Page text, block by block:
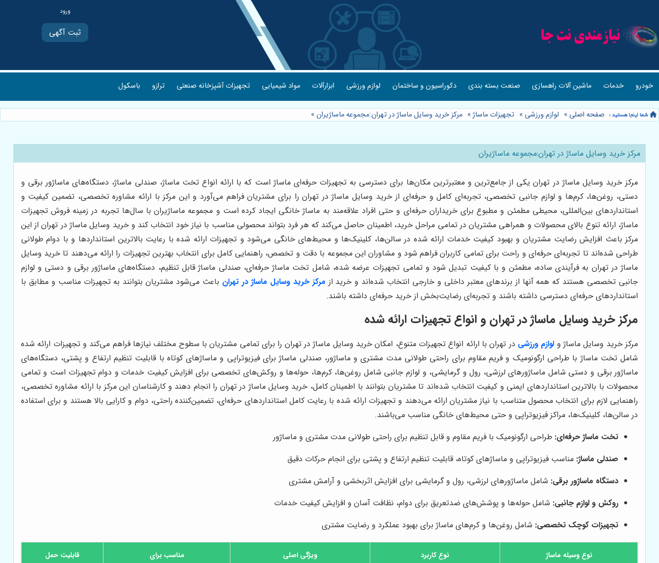
ثبت آگهی
خودرو خدمات ماشین آلات راهسازی صنعت بسته بندی دکوراسیون و ساختمان لوازم ورزشی ابزارآلات مواد شیمیایی تجهیزات آشپزخانه صنعتی ترازو باسکول
صفحه اصلی » لوازم ورزشی » تجهیزات ماساژ» مرکز خرید وسایل ماساژ در تهران:مجموعه ماساژیران »
مرکز خرید وسایل ماساژ در تهران:مجموعه ماساژیران
مرکز خرید وسایل ماساژ در تهران یکی از جامع‌ترین و معتبرترین مکان‌ها برای دسترسی به تجهیزات حرفه‌ای ماساژ است که با ارائه انواع تخت ماساژ، صندلی ماساژ، دستگاه‌های ماساژور برقی و
دستی، روغن‌ها، کرم‌ها و لوازم جانبی تخصصی، تجربه‌ای کامل و حرفه‌ای از خرید وسایل ماساژ در تهران را برای مشتریان فراهم می‌آورد و این مرکز با ارائه مشاوره تخصصی، تضمین کیفیت و
استانداردهای بین‌المللی، محیطی مطمئن و مطبوع برای خریداران حرفه‌ای و حتی افراد علاقه‌مند به ماساژ خانگی ایجاد کرده است و مجموعه ماساژیران با سال‌ها تجربه در زمینه فروش تجهیزات
ماساژ، ارائه تنوع بالای محصولات و همراهی مشتریان در تمامی مراحل خرید، اطمینان حاصل می‌کند که هر فرد بتواند محصولی مناسب با نیاز خود انتخاب کند و خرید وسایل ماساژ در تهران از این
مرکز باعث افزایش رضایت مشتریان و بهبود کیفیت خدمات ارائه شده در سالن‌ها، کلینیک‌ها و محیط‌های خانگی می‌شود و تجهیزات ارائه شده با رعایت بالاترین استانداردها و با دوام طولانی
طراحی شده‌اند تا تجربه‌ای حرفه‌ای و راحت برای تمامی کاربران فراهم شود و مشاوران این مجموعه با دقت و تخصص، راهنمایی کامل برای انتخاب بهترین تجهیزات را ارائه می‌دهند تا خرید وسایل
ماساژ در تهران به فرآیندی ساده، مطمئن و با کیفیت تبدیل شود و تمامی تجهیزات عرضه شده، شامل تخت ماساژ حرفه‌ای، صندلی ماساژ قابل تنظیم، دستگاه‌های ماساژور برقی و دستی و لوازم
جانبی تخصصی هستند که همه آنها از برندهای معتبر داخلی و خارجی انتخاب شده‌اند و خرید از مرکز خرید وسایل ماساژ در تهران باعث می‌شود مشتریان بتوانند به تجهیزات مناسب و مطابق با
استانداردهای حرفه‌ای دسترسی داشته باشند و تجربه‌ای رضایت‌بخش از خرید حرفه‌ای داشته باشند.
مرکز خرید وسایل ماساژ در تهران و انواع تجهیزات ارائه شده
مرکز خرید وسایل ماساژ و لوازم ورزشی در تهران با ارائه انواع تجهیزات متنوع، امکان خرید وسایل ماساژ در تهران را برای تمامی مشتریان با سطوح مختلف نیازها فراهم می‌کند و تجهیزات ارائه شده
شامل تخت ماساژ با طراحی ارگونومیک و فریم مقاوم برای راحتی طولانی مدت مشتری و ماساژور، صندلی ماساژ برای فیزیوتراپی و ماساژهای کوتاه با قابلیت تنظیم ارتفاع و پشتی، دستگاه‌های
ماساژور برقی و دستی شامل ماساژورهای لرزشی، رول و گرمایشی، و لوازم جانبی شامل روغن‌ها، کرم‌ها، حوله‌ها و روکش‌های تخصصی برای افزایش کیفیت خدمات و دوام تجهیزات است و تمامی
محصولات با بالاترین استانداردهای ایمنی و کیفیت انتخاب شده‌اند تا مشتریان بتوانند با اطمینان کامل، خرید وسایل ماساژ در تهران را انجام دهند و کارشناسان این مرکز با ارائه مشاوره تخصصی،
راهنمایی لازم برای انتخاب محصول متناسب با نیاز مشتریان ارائه می‌دهند و تجهیزات ارائه شده با رعایت کامل استانداردهای حرفه‌ای، تضمین‌کننده راحتی، دوام و کارایی بالا هستند و برای استفاده
در سالن‌ها، کلینیک‌ها، مراکز فیزیوتراپی و حتی محیط‌های خانگی مناسب می‌باشند.
تخت ماساژ حرفه‌ای: طراحی ارگونومیک با فریم مقاوم و قابل تنظیم برای راحتی طولانی مدت مشتری و ماساژور
صندلی ماساژ: مناسب فیزیوتراپی و ماساژهای کوتاه، قابلیت تنظیم ارتفاع و پشتی برای انجام حرکات دقیق
دستگاه ماساژور برقی: شامل ماساژورهای لرزشی، رول و گرمایشی برای افزایش اثربخشی و آرامش مشتری
روکش و لوازم جانبی: شامل حوله‌ها و پوشش‌های ضدتعریق برای دوام، نظافت آسان و افزایش کیفیت خدمات
تجهیزات کوچک تخصصی: شامل روغن‌ها و کرم‌های ماساژ برای بهبود عملکرد و رضایت مشتری
نوع وسیله ماساژ نوع کاربرد ویژگی اصلی مناسب برای قابلیت حمل